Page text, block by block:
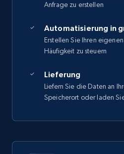
Anfrage zu erstellen
Automatisierung in
Erstellen Sie Ihren
Häufigkeit zu steuern
Lieferung
Liefern Sie die Daten an
Speicherort oder laden